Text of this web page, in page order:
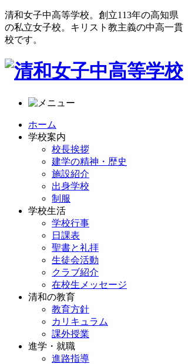
清和女子中高等学校。創立113年の高知県
の私立女子校。キリスト教主義の中高一貫
校です。
ホーム
学校案内
校長挨拶
建学の精神・歴史
施設紹介
出身学校
制服
学校生活
学校行事
日課表
聖書と礼拝
生徒会活動
クラブ紹介
在校生メッセージ
清和の教育
教育方針
カリキュラム
課外授業
進学・就職
進路指導